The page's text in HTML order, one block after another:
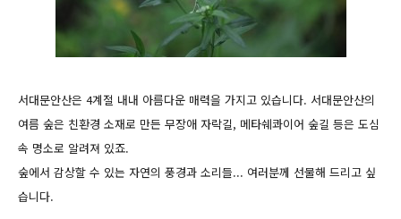
서대문안산은 4계절 내내 아름다운 매력을 가지고 있습니다. 서대문안산의
여름 숲은 친환경 소재로 만든 무장애 자락길, 메타쉐콰이어 숲길 등은 도심
속 명소로 알려져 있죠.
숲에서 감상할 수 있는 자연의 풍경과 소리들... 여러분께 선물해 드리고 싶
습니다.